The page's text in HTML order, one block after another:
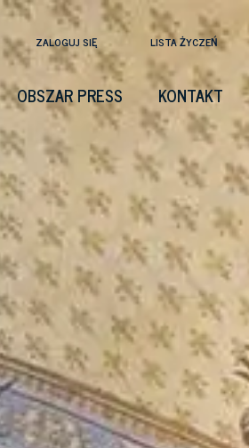
ZALOGUJ SIĘ LISTA ŻYCZEŃ
OBSZAR PRESS KONTAKT